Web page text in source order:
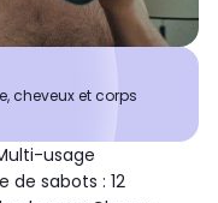
cheveux et corps
usage
de sabots : 12